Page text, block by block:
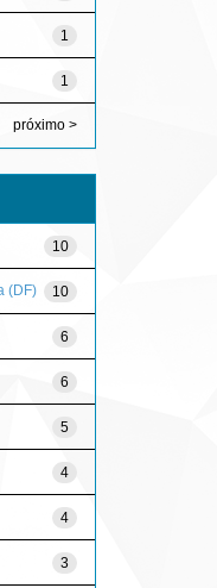
1
1
próximo >
10
10
(DF)
6
6
5
4
4
3